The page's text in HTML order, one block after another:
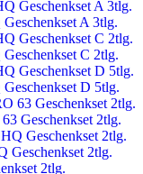
A 3tlg.
C 2tlg.
D 5tlg.
Geschenkset 2tlg.
Geschenkset 2tlg.